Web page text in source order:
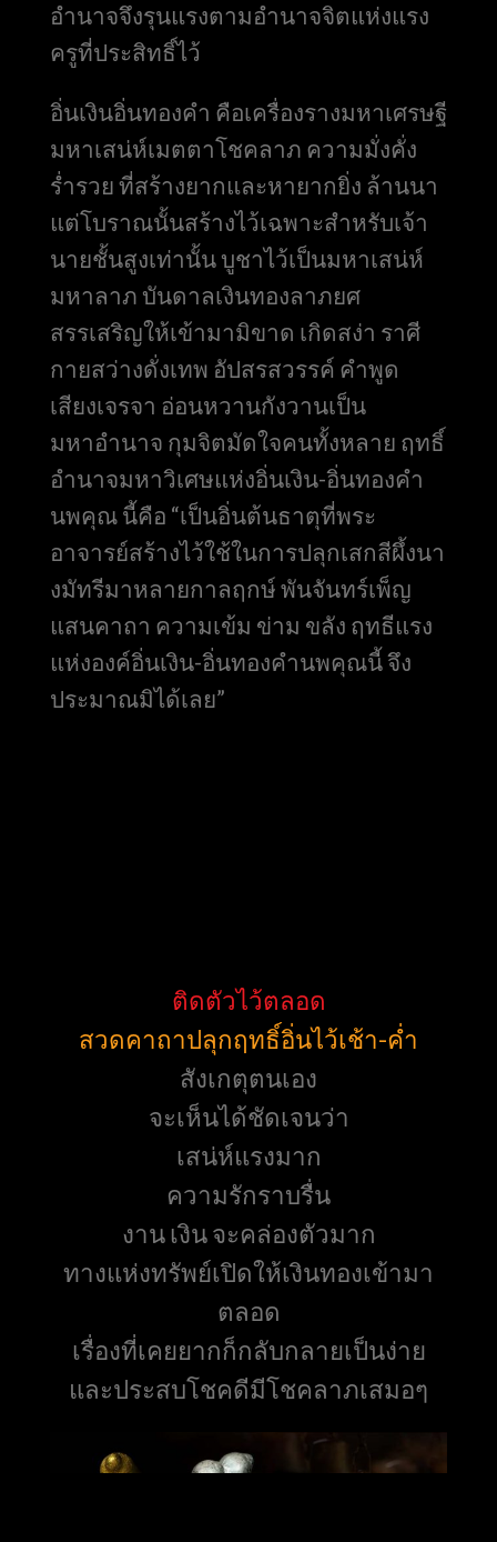
อำนาจจึงรุนแรงตามอำนาจจิตแห่งแรง
ครูที่ประสิทธิ์ไว้
อิ่นเงินอิ่นทองคำ คือเครื่องรางมหาเศรษฐี
มหาเสน่ห์เมตตาโชคลาภ ความมั่งคั่ง
ร่ำรวย ที่สร้างยากและหายากยิ่ง ล้านนา
แต่โบราณนั้นสร้างไว้เฉพาะสำหรับเจ้า
นายชั้นสูงเท่านั้น บูชาไว้เป็นมหาเสน่ห์
มหาลาภ บันดาลเงินทองลาภยศ
สรรเสริญให้เข้ามามิขาด เกิดสง่า ราศี
กายสว่างดั่งเทพ อัปสรสวรรค์ คำพูด
เสียงเจรจา อ่อนหวานกังวานเป็น
มหาอำนาจ กุมจิตมัดใจคนทั้งหลาย ฤทธิ์
อำนาจมหาวิเศษแห่งอิ่นเงิน-อิ่นทองคำ
นพคุณ นี้คือ “เป็นอิ่นต้นธาตุที่พระ
อาจารย์สร้างไว้ใช้ในการปลุกเสกสีผึ้งนา
งมัทรีมาหลายกาลฤกษ์ พันจันทร์เพ็ญ
แสนคาถา ความเข้ม ข่าม ขลัง ฤทธีแรง
แห่งองค์อิ่นเงิน-อิ่นทองคำนพคุณนี้ จึง
ประมาณมิได้เลย”
ติดตัวไว้ตลอด
สวดคาถาปลุกฤทธิ์อิ่นไว้เช้า-ค่ำ
สังเกตุตนเอง
จะเห็นได้ชัดเจนว่า
เสน่ห์แรงมาก
ความรักราบรื่น
งาน เงิน จะคล่องตัวมาก
ทางแห่งทรัพย์เปิดให้เงินทองเข้ามา
ตลอด
เรื่องที่เคยยากก็กลับกลายเป็นง่าย
และประสบโชคดีมีโชคลาภเสมอๆ